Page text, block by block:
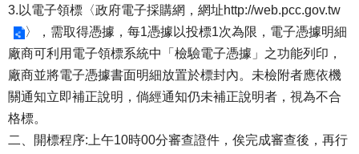
3.以電子領標〈政府電子採購網，網址http://web.pcc.gov.tw
〉，需取得憑據，每1憑據以投標1次為限，電子憑據明細
廠商可利用電子領標系統中「檢驗電子憑據」之功能列印，
廠商並將電子憑據書面明細放置於標封內。未檢附者應依機
關通知立即補正說明，倘經通知仍未補正說明者，視為不合
格標。
二、開標程序:上午10時00分審查證件，俟完成審查後，再行